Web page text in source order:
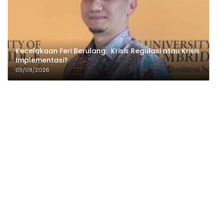
Kecelakaan Feri Berulang: Krisis Regulasi atau Krisis
Implementasi?
05/08/2026